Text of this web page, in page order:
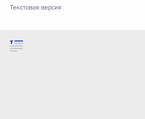
Текстовая версия